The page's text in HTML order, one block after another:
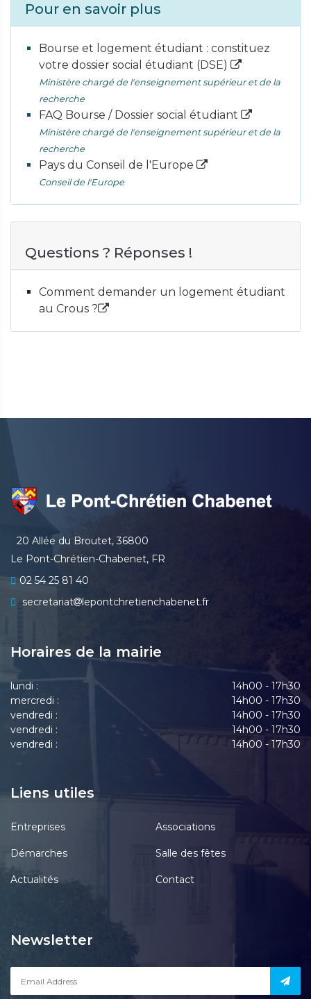
Pour en savoir plus
Bourse et logement étudiant : constituez
votre dossier social étudiant (DSE)
Ministère chargé de l'enseignement supérieur et de la
recherche
FAQ Bourse / Dossier social étudiant
Ministère chargé de l'enseignement supérieur et de la
recherche
Pays du Conseil de l'Europe
Conseil de l'Europe
Questions ? Réponses !
Comment demander un logement étudiant
au Crous ?
20 Allée du Broutet, 36800
Le Pont-Chrétien-Chabenet, FR
02 54 25 81 40
secretariat
lepontchretienchabenet.fr
Horaires de la mairie
lundi :
14h00 - 17h30
mercredi :
14h00 - 17h30
vendredi :
14h00 - 17h30
vendredi :
14h00 - 17h30
vendredi :
14h00 - 17h30
Liens utiles
Entreprises Associations
Démarches Salle des fêtes
Actualités Contact
Newsletter